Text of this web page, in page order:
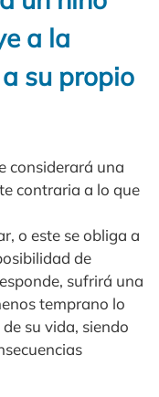
a la
su propio
considerará una
contraria a lo que
o este se obliga a
de
sufrirá una
temprano lo
su vida, siendo